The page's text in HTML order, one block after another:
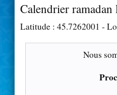
Calendrier
Latitude : 45.7262001 -
Nous